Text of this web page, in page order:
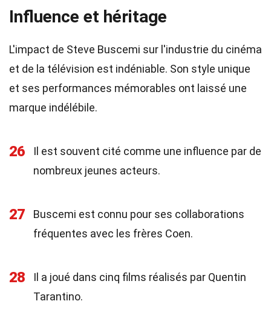
Influence et héritage
L'impact de Steve Buscemi sur l'industrie du cinéma
et de la télévision est indéniable. Son style unique
et ses performances mémorables ont laissé une
marque indélébile.
26
Il est souvent cité comme une influence par de
nombreux jeunes acteurs.
27
Buscemi est connu pour ses collaborations
fréquentes avec les frères Coen.
28
Il a joué dans cinq films réalisés par Quentin
Tarantino.